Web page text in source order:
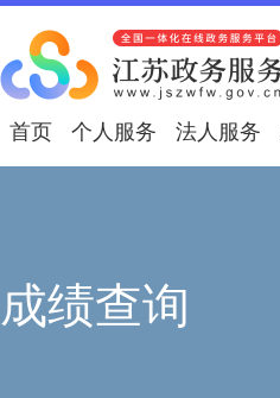
首页 个人服务 法人服务
成绩查询